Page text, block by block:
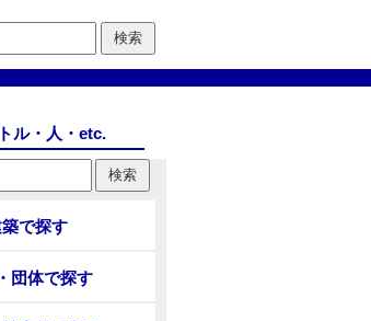
ル・人・etc.
で探す
団体で探す